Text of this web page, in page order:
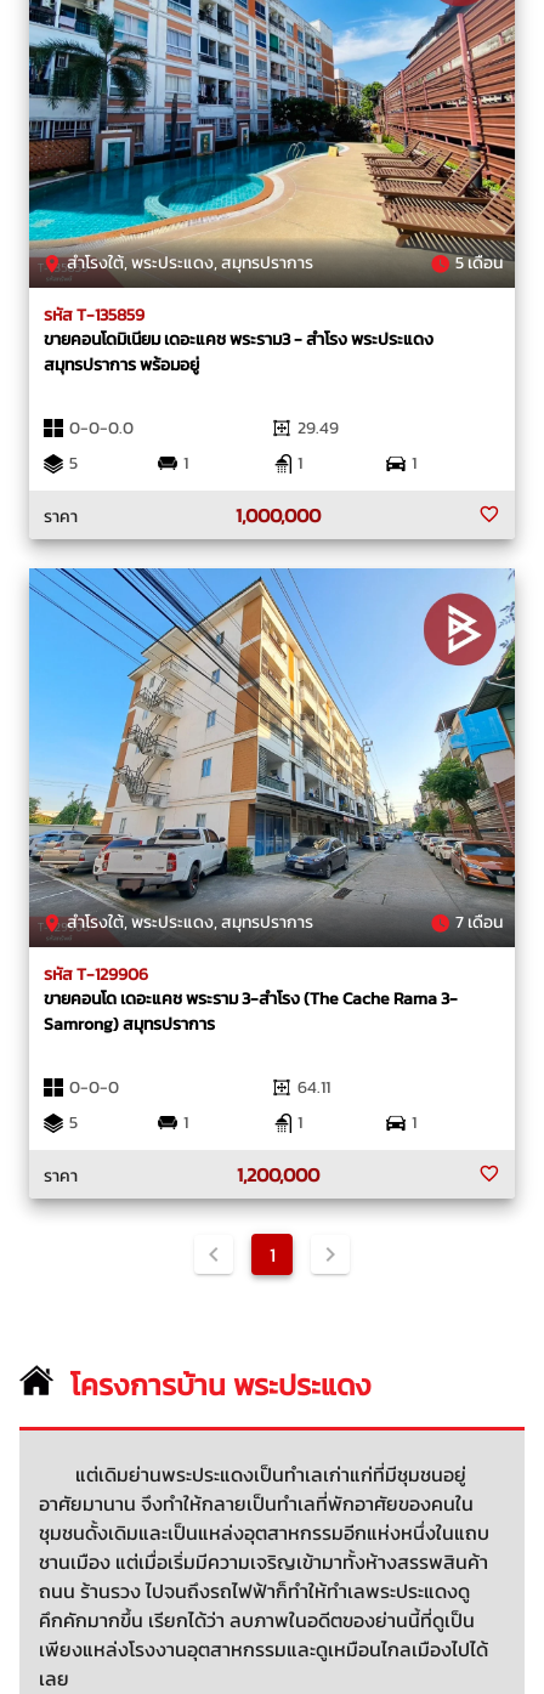
สำโรงใต้, พระประแดง, สมุทรปราการ 5 เดือน
รหัส T-135859
ขายคอนโดมิเนียม เดอะแคช พระราม3 - สำโรง พระประแดง
สมุทรปราการ พร้อมอยู่
0-0-0.0
29.49
5
1 1
1
ราคา
1,000,000
สำโรงใต้, พระประแดง, สมุทรปราการ 7 เดือน
รหัส T-129906
ขายคอนโด เดอะแคช พระราม 3-สำโรง (The Cache Rama 3-
Samrong) สมุทรปราการ
0-0-0
64.11
5
1 1
1
ราคา
1,200,000
1
โครงการบ้าน พระประแดง
แต่เดิมย่านพระประแดงเป็นทำเลเก่าแก่ที่มีชุมชนอยู่
อาศัยมานาน จึงทำให้กลายเป็นทำเลที่พักอาศัยของคนใน
ชุมชนดั้งเดิมและเป็นแหล่งอุตสาหกรรมอีกแห่งหนึ่งในแถบ
ชานเมือง แต่เมื่อเริ่มมีความเจริญเข้ามาทั้งห้างสรรพสินค้า
ถนน ร้านรวง ไปจนถึงรถไฟฟ้าก็ทำให้ทำเลพระประแดงดู
คึกคักมากขึ้น เรียกได้ว่า ลบภาพในอดีตของย่านนี้ที่ดูเป็น
เพียงแหล่งโรงงานอุตสาหกรรมและดูเหมือนไกลเมืองไปได้
เลย